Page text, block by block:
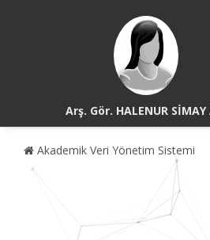
Arş. Gör. HALENUR SİMAY
Akademik Veri Yönetim Sistemi